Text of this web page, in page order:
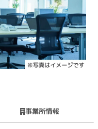
事業所情報